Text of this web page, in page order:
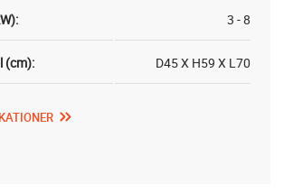
3 - 8
(cm): D45 X H59 X L70